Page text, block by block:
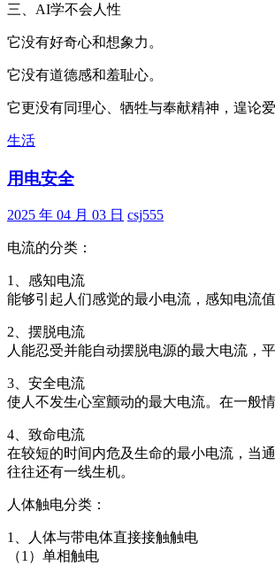
三、AI学不会人性
它没有好奇心和想象力。
它没有道德感和羞耻心。
它更没有同理心、牺牲与奉献精神，遑论爱
生活
用电安全
2025 年 04 月 03 日 csj555
电流的分类：
1、感知电流
能够引起人们感觉的最小电流，感知电流
2、摆脱电流
人能忍受并能自动摆脱电源的最大电流，平
3、安全电流
使人不发生心室颤动的最大电流。在一般
4、致命电流
在较短的时间内危及生命的最小电流，当
往往还有一线生机。
人体触电分类：
1、人体与带电体直接接触触电
（1）单相触电